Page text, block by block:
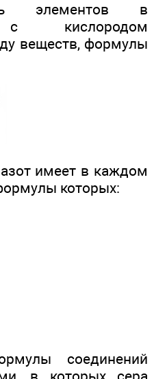
элементов в
с кислородом
веществ, формулы
имеет в каждом
которых:
соединений